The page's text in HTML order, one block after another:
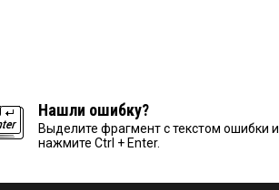
Нашли ошибку?
Выделите фрагмент с текстом ошибки и
нажмите Ctrl + Enter.